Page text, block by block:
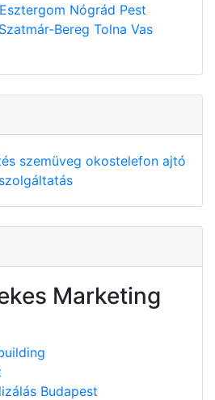
Nógrád Pest
Bereg Tolna Vas
szemüveg okostelefon ajtó
szolgáltatás
Marketing
Budapest